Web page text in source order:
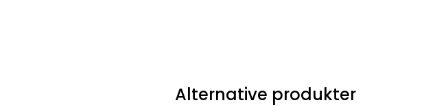
Alternative produkter